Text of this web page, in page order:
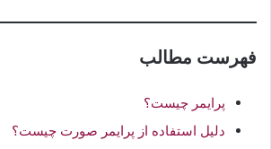
فهرست مطالب
پرایمر چیست؟
دلیل استفاده از پرایمر صورت چیست؟